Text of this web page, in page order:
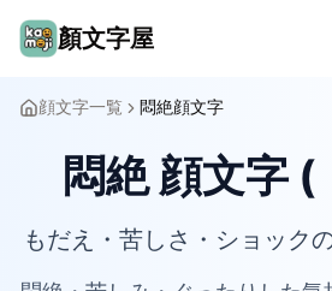
顏文字屋
顔文字一覧 悶絶顔文字
悶絶 顔文字
もだえ・苦しさ・ショック